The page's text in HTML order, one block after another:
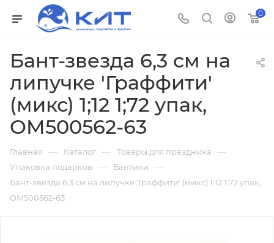
0
Бант-звезда 6,3 см на
липучке 'Граффити'
(микс) 1;12 1;72 упак,
OM500562-63
Главная — Каталог — Товары для праздника —
Упаковка подарков — Бантики —
Бант-звезда 6,3 см на липучке 'Граффити' (микс) 1;12 1;72 упак,
OM500562-63